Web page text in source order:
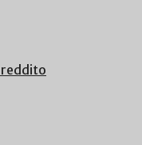
reddito